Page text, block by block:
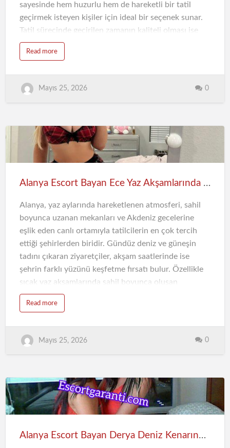
sayesinde hem huzurlu hem de hareketli bir tatil
geçirmek isteyen kişiler için ideal bir seçenek sunar.
Tatil sürecinde geçirilen zamanın kaliteli olması ise
yalnızca konaklama ile değil, planlı hareket etmekle
de doğrudan bağlantılıdır. Bu noktada Alanya Konaklı
geçirmek isteyen kişiler tarafından tercih
edilmektedir.
Konaklı bölgesi, Alanya’nın yoğun merkezine göre
daha sakin bir yapıya sahiptir. Sahil boyunca uzanan
yürüyüş yolları, deniz manzaralı mekanlar ve huzurlu
bir atmosfer oluşturur.
Özellikle yoğun iş temposundan…
Read more
Mayıs 25, 2026 0
Alanya Escort Bayan Ece Yaz Akşamlarında Keyifli ve Unutulmaz Anlar
Alanya, yaz aylarında hareketlenen atmosferi, sahil
boyunca uzanan mekanları ve Akdeniz gecelerine
eşlik eden canlı ortamıyla tatilcilerin en çok tercih
ettiği şehirlerden biridir. Gündüz deniz ve güneşin
tadını çıkaran ziyaretçiler, akşam saatlerinde ise
şehrin farklı yüzünü keşfetme fırsatı bulur. Özellikle
sıcak yaz akşamlarında sahil boyunca oluşan
atmosfer, tatilin en keyifli anlarını oluşturabilir.
Alanya escort bayan deneyimi, geçirilen zamanı daha
edilen alternatiflerden biri haline gelmiştir.
tamamen farklı bir enerjiye sahiptir. Sahil boyunca
sıralanan restoranlar, açık hava mekanları ve hafif
esen Akdeniz rüzgarı, insanı rahatlatan bir ortam
hareketlilik, tatil sürecini daha canlı hale getirir.
Read more
Mayıs 25, 2026 0
Alanya Escort Bayan Derya Deniz Kenarında Huzurlu ve Keyifli Zaman